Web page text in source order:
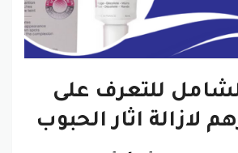
للتعرف على
لازالة اثار الحبوب